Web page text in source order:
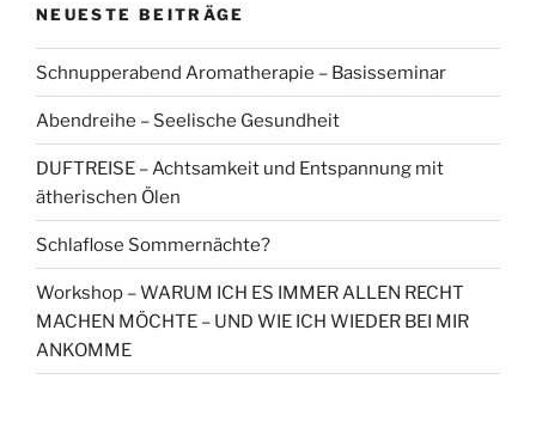
NEUESTE BEITRÄGE
Schnupperabend Aromatherapie – Basisseminar
Abendreihe – Seelische Gesundheit
DUFTREISE – Achtsamkeit und Entspannung mit
ätherischen Ölen
Schlaflose Sommernächte?
Workshop – WARUM ICH ES IMMER ALLEN RECHT
MACHEN MÖCHTE – UND WIE ICH WIEDER BEI MIR
ANKOMME